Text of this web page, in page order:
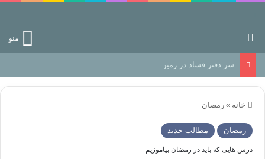
منو
سر دفتر فساد در زمین‌، دوری وکناره‌گیری از راه خداست‌!
خانه » رمضان
رمضان مطالب جدید
درس هایی که باید در رمضان بیاموزیم